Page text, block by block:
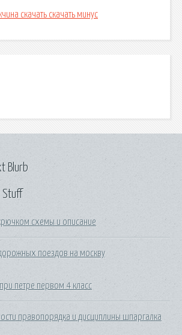
скачать скачать минус
Stuff
схемы и описание
поездов на москву
петре первом 4 класс
правопорядка и дисциплины шпаргалка
Blurb